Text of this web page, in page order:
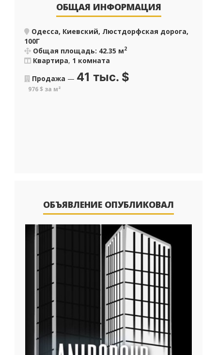
ОБЩАЯ ИНФОРМАЦИЯ
Одесса, Киевский, Люстдорфская дорога,
100Г
Общая площадь: 42.35 м2
Квартира, 1 комната
Продажа — 41 тыс. $
976 $ за м²
ОБЪЯВЛЕНИЕ ОПУБЛИКОВАЛ